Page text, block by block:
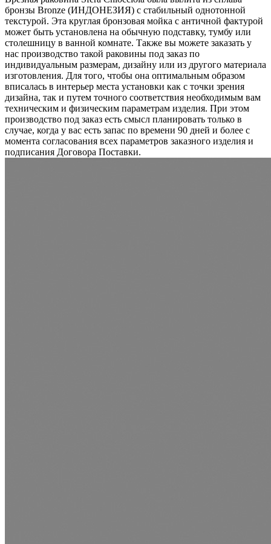
бронзы Bronze (ИНДОНЕЗИЯ) c стабильный однотонной
текстурой. Эта круглая бронзовая мойка с античной фактурой
может быть установлена на обычную подставку, тумбу или
столешницу в ванной комнате. Также вы можете заказать у
нас производство такой раковины под заказ по
индивидуальным размерам, дизайну или из другого материала
изготовления. Для того, чтобы она оптимальным образом
вписалась в интерьер места установки как с точки зрения
дизайна, так и путем точного соответствия необходимым вам
техническим и физическим параметрам изделия. При этом
производство под заказ есть смысл планировать только в
случае, когда у вас есть запас по времени 90 дней и более с
момента согласования всех параметров заказного изделия и
подписания Договора Поставки.